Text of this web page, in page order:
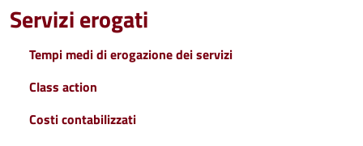
Servizi erogati
Tempi medi di erogazione dei servizi
Class action
Costi contabilizzati